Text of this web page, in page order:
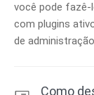
você pode fazê-
com plugins
de
Como